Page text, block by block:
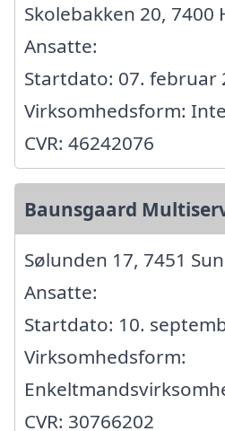
Skolebakken 20, 7400
Ansatte:
Startdato: 07. februar
Virksomhedsform:
CVR: 46242076
Baunsgaard
Sølunden 17, 7451
Ansatte:
Startdato: 10.
Virksomhedsform:
CVR: 30766202